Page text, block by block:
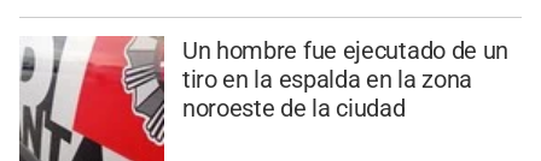
Un hombre fue ejecutado de un
tiro en la espalda en la zona
noroeste de la ciudad